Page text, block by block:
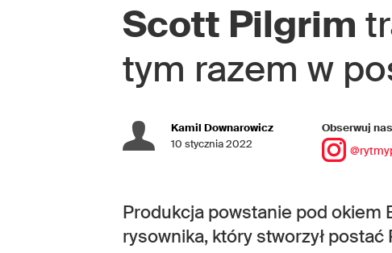
Scott Pilgrim
tym razem w
Kamil Downarowicz
10 stycznia 2022
Obserwuj
Produkcja powstanie pod okiem
rysownika, który stworzył postać